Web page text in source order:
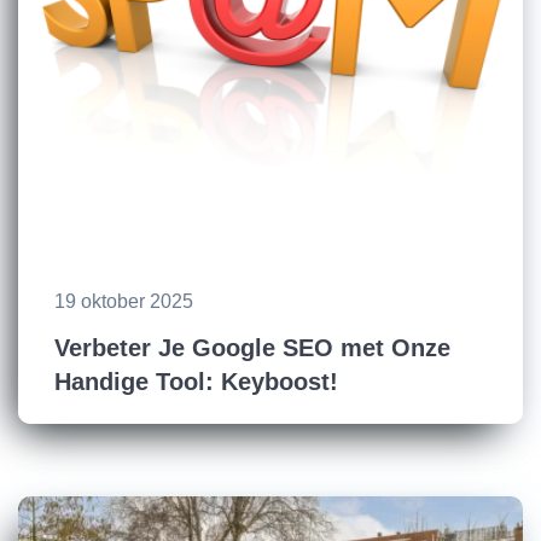
19 oktober 2025
Verbeter Je Google SEO met Onze
Handige Tool: Keyboost!